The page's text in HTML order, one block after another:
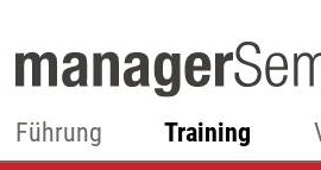
Führung Training